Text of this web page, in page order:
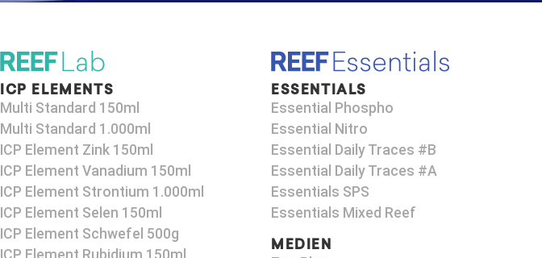
ICP ELEMENTS
Multi Standard 150ml
Multi Standard 1.000ml
ICP Element Zink 150ml
ICP Element Vanadium 150ml
ICP Element Strontium 1.000ml
ICP Element Selen 150ml
ICP Element Schwefel 500g
ESSENTIALS
Essential Phospho
Essential Nitro
Essential Daily Traces #B
Essential Daily Traces #A
Essentials SPS
Essentials Mixed Reef
MEDIEN